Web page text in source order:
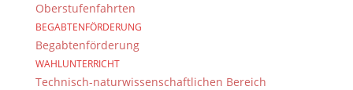
Oberstufenfahrten
BEGABTENFÖRDERUNG
Begabtenförderung
WAHLUNTERRICHT
Technisch-naturwissenschaftlichen Bereich
© 2015-2017 Dientzenhofer-Gymnasium Bamberg -
Von Hand erstellt. Mit viel